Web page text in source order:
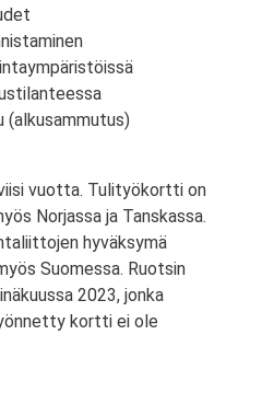
(alkusammutus)
vuotta. Tulityökortti on
Norjassa ja Tanskassa.
hyväksymä
Suomessa. Ruotsin
2023, jonka
kortti ei ole